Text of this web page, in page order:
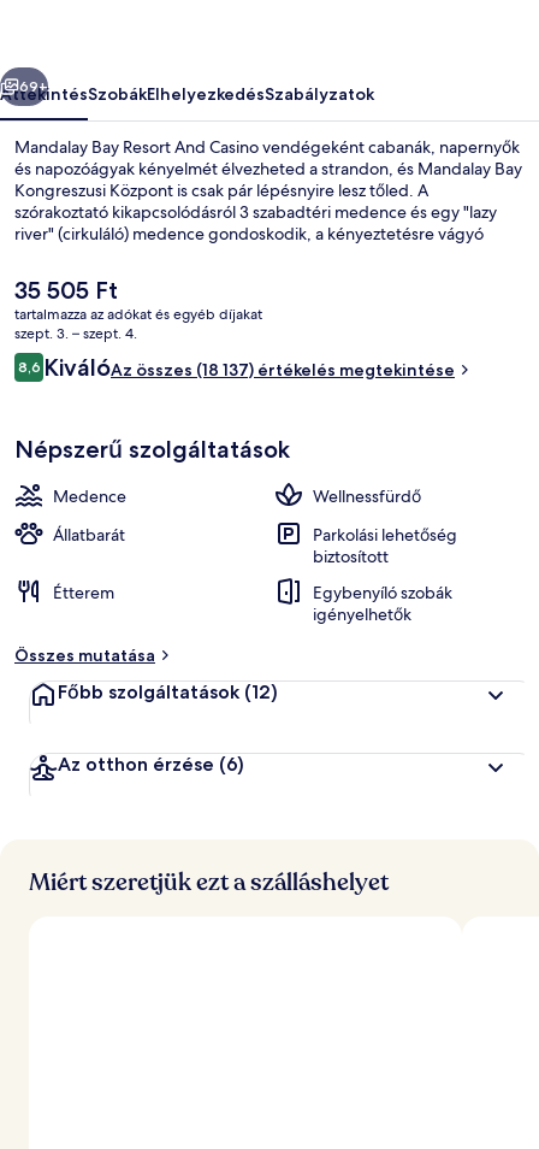
Következő
69+
ÁttekintésSzobákElhelyezkedésSzabályzatok
Mandalay Bay Resort And Casino vendégeként cabanák, napernyők
és napozóágyak kényelmét élvezheted a strandon, és Mandalay Bay
Kongreszusi Központ is csak pár lépésnyire lesz tőled. A
szórakoztató kikapcsolódásról 3 szabadtéri medence és egy "lazy
river" (cirkuláló) medence gondoskodik, a kényeztetésre vágyó
manikűr/pedikűr várja a wellnessrészlegen. STRIPSTEAK a helyszíni
18 étterem egyike. Kínálata: amerikai ételek, és vacsorára várja a
vendégeket. A luxusszínvonalú üdülő vendégeit 11 bár/társalgó,
kaszinó és medence melletti bár is várja. Más utazók imádják a
szálláshely következő jellemzőit: medence és kényelmes ágyak.
A
jelenlegi
ár
35 505 Ft
35 505 Ft
tartalmazza az adókat és egyéb díjakat
szept. 3. – szept. 4.
Értékelések
8,68,6 ennyiből: 10
KiválóAz összes (18 137) értékelés megtekintése
Népszerű szolgáltatások
Medence
Wellnessfürdő
Állatbarát
Parkolási lehetőség
biztosított
Étterem
Egybenyíló szobák
igényelhetők
Összes mutatása
Főbb szolgáltatások (12)
Az otthon érzése (6)
Miért szeretjük ezt a szálláshelyet